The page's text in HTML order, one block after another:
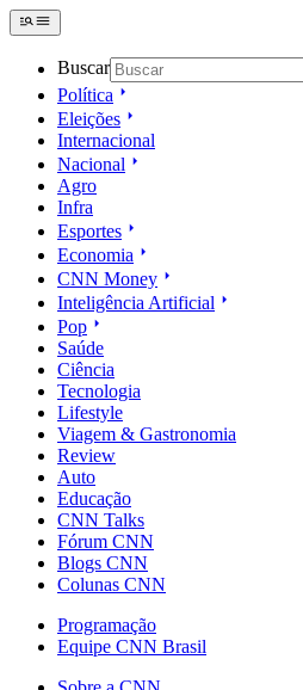
Buscar
Política
Eleições
Internacional
Nacional
Agro
Infra
Esportes
Economia
CNN Money
Inteligência Artificial
Pop
Saúde
Ciência
Tecnologia
Lifestyle
Viagem & Gastronomia
Review
Auto
Educação
CNN Talks
Fórum CNN
Blogs CNN
Colunas CNN
Programação
Equipe CNN Brasil